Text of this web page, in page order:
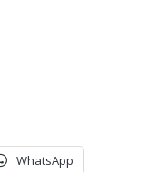
WhatsApp